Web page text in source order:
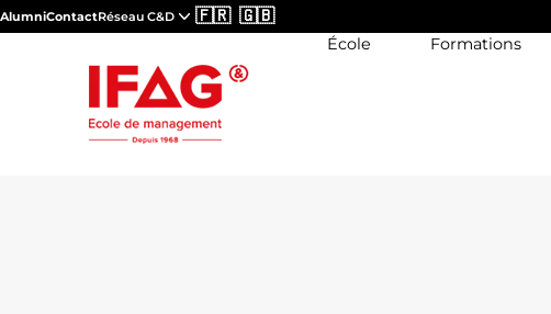
AlumniContactRéseau C&D 🇫🇷 🇬🇧
École Formations